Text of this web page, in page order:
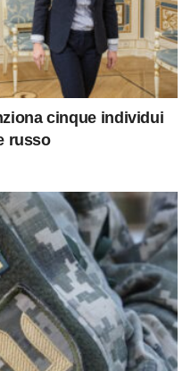
cinque individui
russo